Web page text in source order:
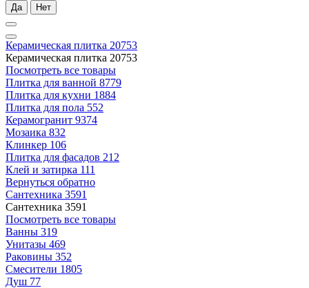
Да Нет
Керамическая плитка 20753
Керамическая плитка 20753
Посмотреть все товары
Плитка для ванной 8779
Плитка для кухни 1884
Плитка для пола 552
Керамогранит 9374
Мозаика 832
Клинкер 106
Плитка для фасадов 212
Клей и затирка 111
Вернуться обратно
Сантехника 3591
Сантехника 3591
Посмотреть все товары
Ванны 319
Унитазы 469
Раковины 352
Смесители 1805
Душ 77